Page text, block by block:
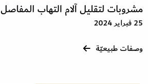
مشروبات لتقليل آلام التهاب المفاصل
25 فبراير 2024
وصفات طبيعيّة